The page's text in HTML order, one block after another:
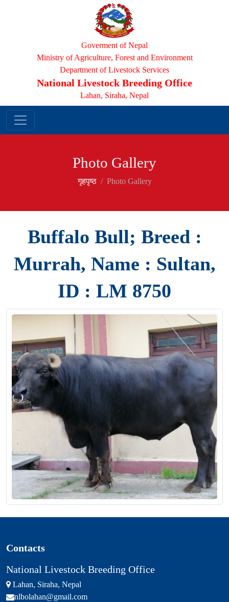
Goverment of Nepal
Ministry of Agriculture, Forest and Environment
Department of Livestock Services
National Livestock Breeding Office
Lahan, Siraha, Nepal
Photo Gallery
गृहपृष्‍ठ Photo Gallery
Buffalo Bull; Breed :
Murrah, Name : Sultan,
ID : LM 8750
Contacts
National Livestock Breeding Office
Lahan, Siraha, Nepal
nlbolahan@gmail.com